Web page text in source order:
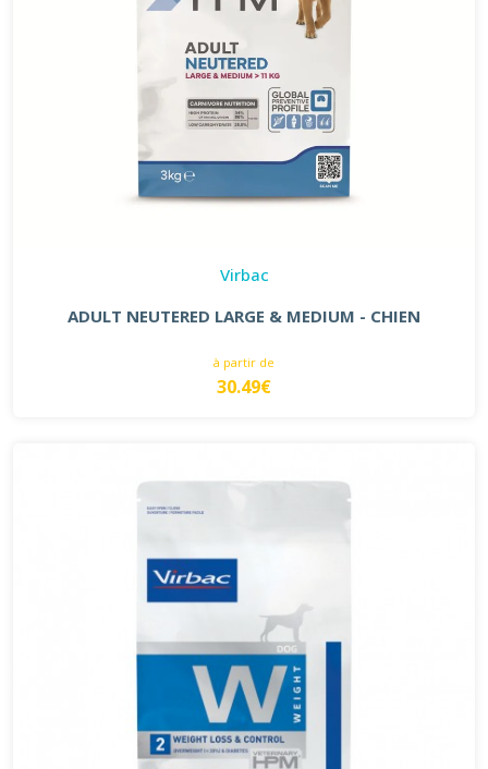
Virbac
ADULT NEUTERED LARGE & MEDIUM - CHIEN
à partir de
30.49€